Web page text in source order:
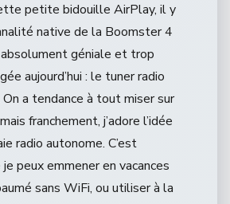
petite bidouille AirPlay, il y
native de la Boomster 4
géniale et trop
aujourd’hui : le tuner radio
a tendance à tout miser sur
franchement, j’adore l’idée
radio autonome. C’est
je peux emmener en vacances
sans WiFi, ou utiliser à la